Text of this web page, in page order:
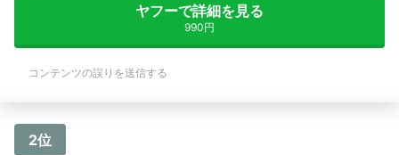
ヤフーで詳細を見る
990円
コンテンツの誤りを送信する
2位